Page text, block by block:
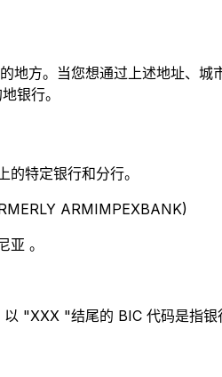
地方。当您想通过上述地址、
银行。
特定银行和分行。
ARMIMPEXBANK)
。
"XXX "结尾的 BIC 代码是指银